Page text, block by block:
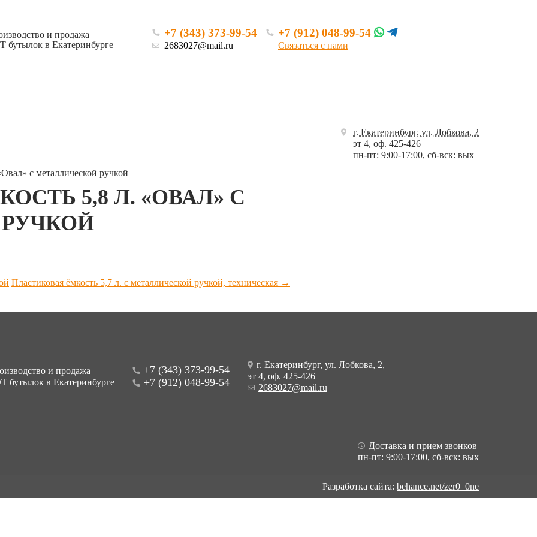
и продажа
бутылок в Екатеринбурге
+7 (343) 373-99-54
2683027@mail.ru
+7 (912) 048-99-54
Связаться с нами
г. Екатеринбург, ул. Лобкова, 2
эт 4, оф. 425-426
пн-пт: 9:00-17:00, сб-вск: вых
с металлической ручкой
5,8 Л. «ОВАЛ» С
Пластиковая ёмкость 5,7 л. с металлической ручкой, техническая →
и продажа
бутылок в Екатеринбурге
+7 (343) 373-99-54
+7 (912) 048-99-54
г. Екатеринбург, ул. Лобкова, 2,
эт 4, оф. 425-426
2683027@mail.ru
Доставка и прием звонков
пн-пт: 9:00-17:00, сб-вск: вых
Разработка сайта: behance.net/zer0_0ne